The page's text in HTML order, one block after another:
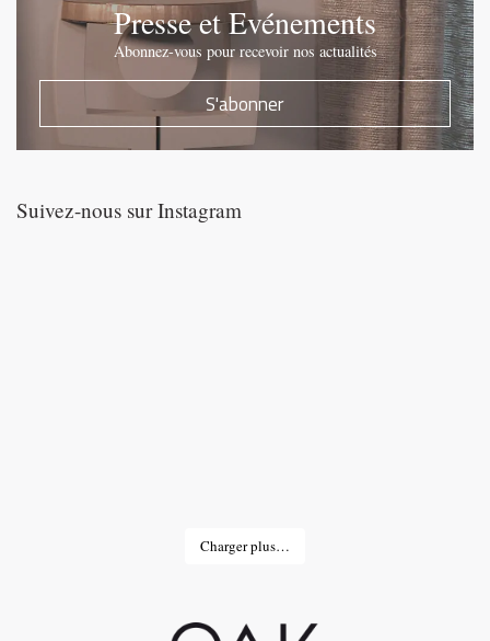
Presse et Evénements
Abonnez-vous pour recevoir nos actualités
S'abonner
Suivez-nous sur Instagram
Charger plus…